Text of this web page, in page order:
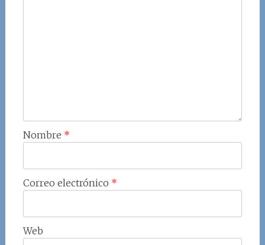
Nombre *
Correo electrónico *
Web